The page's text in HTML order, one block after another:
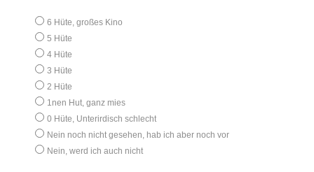
6 Hüte, großes Kino
5 Hüte
4 Hüte
3 Hüte
2 Hüte
1nen Hut, ganz mies
0 Hüte, Unterirdisch schlecht
Nein noch nicht gesehen, hab ich aber noch vor
Nein, werd ich auch nicht